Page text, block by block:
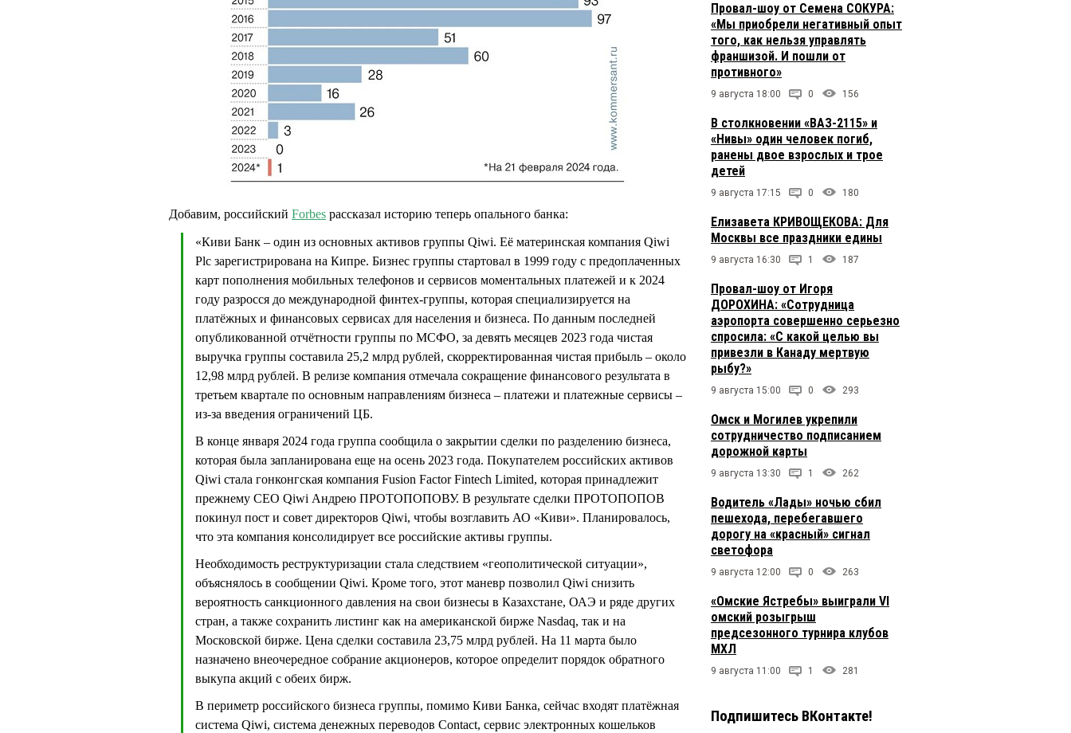
Добавим, российский Forbes рассказал историю теперь опального банка:
«Киви Банк – один из основных активов группы Qiwi. Её материнская компания Qiwi
Plc зарегистрирована на Кипре. Бизнес группы стартовал в 1999 году с предоплаченных
карт пополнения мобильных телефонов и сервисов моментальных платежей и к 2024
году разросся до международной финтех-группы, которая специализируется на
платёжных и финансовых сервисах для населения и бизнеса. По данным последней
опубликованной отчётности группы по МСФО, за девять месяцев 2023 года чистая
выручка группы составила 25,2 млрд рублей, скорректированная чистая прибыль – около
12,98 млрд рублей. В релизе компания отмечала сокращение финансового результата в
третьем квартале по основным направлениям бизнеса – платежи и платежные сервисы –
из-за введения ограничений ЦБ.
В конце января 2024 года группа сообщила о закрытии сделки по разделению бизнеса,
которая была запланирована еще на осень 2023 года. Покупателем российских активов
Qiwi стала гонконгская компания Fusion Factor Fintech Limited, которая принадлежит
прежнему CEO Qiwi Андрею ПРОТОПОПОВУ. В результате сделки ПРОТОПОПОВ
покинул пост и совет директоров Qiwi, чтобы возглавить АО «Киви». Планировалось,
что эта компания консолидирует все российские активы группы.
Необходимость реструктуризации стала следствием «геополитической ситуации»,
объяснялось в сообщении Qiwi. Кроме того, этот маневр позволил Qiwi снизить
вероятность санкционного давления на свои бизнесы в Казахстане, ОАЭ и ряде других
стран, а также сохранить листинг как на американской бирже Nasdaq, так и на
Московской бирже. Цена сделки составила 23,75 млрд рублей. На 11 марта было
назначено внеочередное собрание акционеров, которое определит порядок обратного
выкупа акций с обеих бирж.
В периметр российского бизнеса группы, помимо Киви Банка, сейчас входят платёжная
система Qiwi, cистема денежных переводов Contact, сервис электронных кошельков
Провал-шоу от Семена СОКУРА:
«Мы приобрели негативный опыт
того, как нельзя управлять
франшизой. И пошли от
противного»
9 августа 18:00 0 156
В столкновении «ВАЗ-2115» и
«Нивы» один человек погиб,
ранены двое взрослых и трое
детей
9 августа 17:15 0 180
Елизавета КРИВОЩЕКОВА: Для
Москвы все праздники едины
9 августа 16:30 1 187
Провал-шоу от Игоря
ДОРОХИНА: «Сотрудница
аэропорта совершенно серьезно
спросила: «С какой целью вы
привезли в Канаду мертвую
рыбу?»
9 августа 15:00 0 293
Омск и Могилев укрепили
сотрудничество подписанием
дорожной карты
9 августа 13:30 1 262
Водитель «Лады» ночью сбил
пешехода, перебегавшего
дорогу на «красный» сигнал
светофора
9 августа 12:00 0 263
«Омские Ястребы» выиграли VI
омский розыгрыш
предсезонного турнира клубов
МХЛ
9 августа 11:00 1 281
Подпишитесь ВКонтакте!